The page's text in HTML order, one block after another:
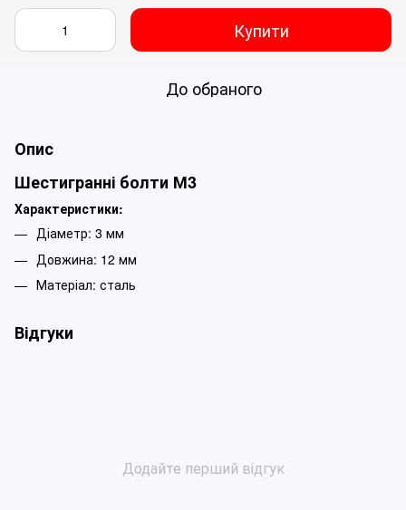
Купити
До обраного
Опис
Шестигранні болти М3
Характеристики:
Діаметр: 3 мм
Довжина: 12 мм
Матеріал: сталь
Відгуки
Додайте перший відгук